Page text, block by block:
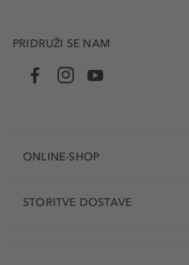
PRIDRUŽI SE NAM
ONLINE-SHOP
STORITVE DOSTAVE